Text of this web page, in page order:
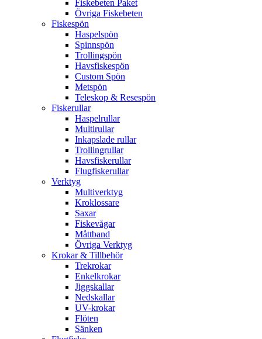
Fiskebeten Paket
Övriga Fiskebeten
Fiskespön
Haspelspön
Spinnspön
Trollingspön
Havsfiskespön
Custom Spön
Metspön
Teleskop & Resespön
Fiskerullar
Haspelrullar
Multirullar
Inkapslade rullar
Trollingrullar
Havsfiskerullar
Flugfiskerullar
Verktyg
Multiverktyg
Kroklossare
Saxar
Fiskevågar
Måttband
Övriga Verktyg
Krokar & Tillbehör
Trekrokar
Enkelkrokar
Jiggskallar
Nedskallar
UV-krokar
Flöten
Sänken